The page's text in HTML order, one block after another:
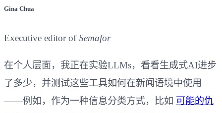
Gina Chua
Executive editor ofSemafor
在个人层面，我正在实验LLMs，看看生成式AI进步
了多少，并测试这些工具如何在新闻语境中使用
——例如，作为一种信息分类方式，比如 可能的仇